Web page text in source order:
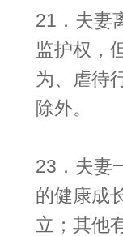
21．夫妻
监护权，
为、虐待
除外。
23．夫妻
的健康成
立；其他